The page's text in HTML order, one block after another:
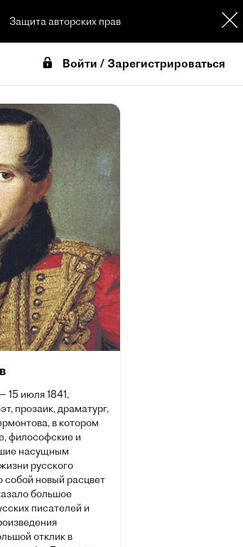
Защита авторских прав
Войти / Зарегистрироваться
15 июля 1841,
прозаик, драматург,
в котором
философские и
насущным
русского
новый расцвет
большое
писателей и
отклик в